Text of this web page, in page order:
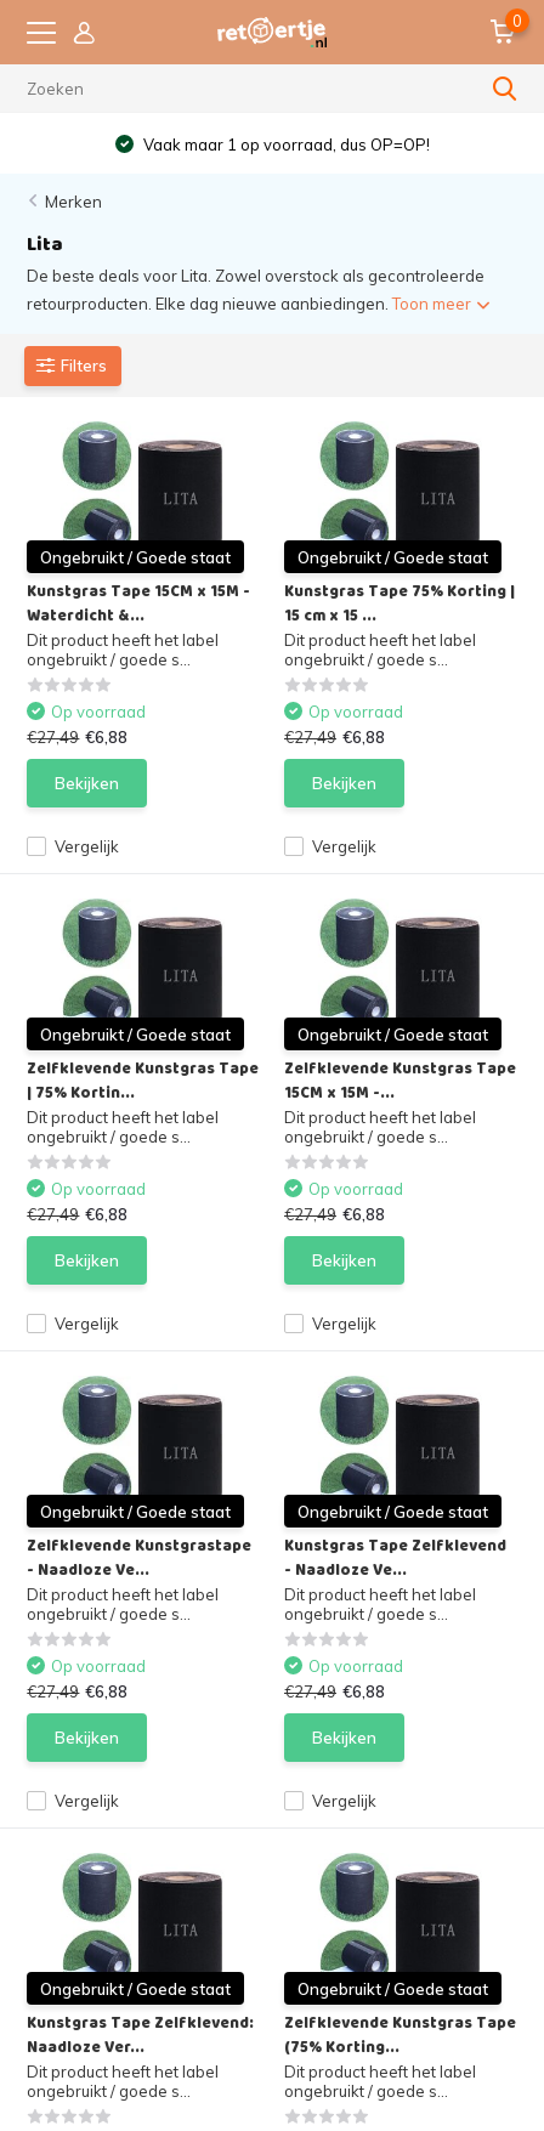
0
Vaak maar 1 op voorraad, dus OP=OP!
Merken
Lita
De beste deals voor Lita. Zowel overstock als gecontroleerde
retourproducten. Elke dag nieuwe aanbiedingen.Toon meer
Filters
Ongebruikt / Goede staat
Kunstgras Tape 15CM x 15M -
Waterdicht &...
Dit product heeft het label
ongebruikt / goede s...
Vergelijk
Op voorraad
€27,49 €6,88
Bekijken
Ongebruikt / Goede staat
Kunstgras Tape 75% Korting |
15 cm x 15 ...
Dit product heeft het label
ongebruikt / goede s...
Vergelijk
Op voorraad
€27,49 €6,88
Bekijken
Ongebruikt / Goede staat
Zelfklevende Kunstgras Tape
| 75% Kortin...
Dit product heeft het label
ongebruikt / goede s...
Vergelijk
Op voorraad
€27,49 €6,88
Bekijken
Ongebruikt / Goede staat
Zelfklevende Kunstgras Tape
15CM x 15M -...
Dit product heeft het label
ongebruikt / goede s...
Vergelijk
Op voorraad
€27,49 €6,88
Bekijken
Ongebruikt / Goede staat
Zelfklevende Kunstgrastape
- Naadloze Ve...
Dit product heeft het label
ongebruikt / goede s...
Vergelijk
Op voorraad
€27,49 €6,88
Bekijken
Ongebruikt / Goede staat
Kunstgras Tape Zelfklevend
- Naadloze Ve...
Dit product heeft het label
ongebruikt / goede s...
Vergelijk
Op voorraad
€27,49 €6,88
Bekijken
Ongebruikt / Goede staat
Kunstgras Tape Zelfklevend:
Naadloze Ver...
Dit product heeft het label
ongebruikt / goede s...
Ongebruikt / Goede staat
Zelfklevende Kunstgras Tape
(75% Korting...
Dit product heeft het label
ongebruikt / goede s...